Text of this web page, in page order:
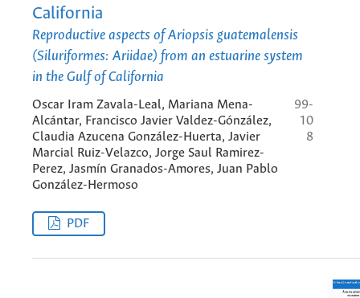
California
Reproductive aspects ofAriopsis guatemalensis
(Siluriformes: Ariidae) from an estuarine system
in the Gulf of California
Oscar Iram Zavala-Leal, Mariana Mena-
Alcántar, Francisco Javier Valdez-Gónzález,
Claudia Azucena González-Huerta, Javier
Marcial Ruiz-Velazco, Jorge Saul Ramirez-
Perez, Jasmín Granados-Amores, Juan Pablo
González-Hermoso
99-
10
8
PDF